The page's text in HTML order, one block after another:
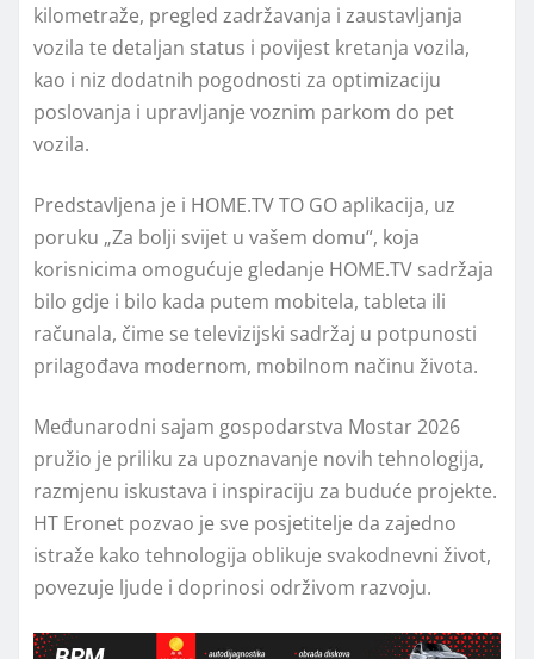
kilometraže, pregled zadržavanja i zaustavljanja
vozila te detaljan status i povijest kretanja vozila,
kao i niz dodatnih pogodnosti za optimizaciju
poslovanja i upravljanje voznim parkom do pet
vozila.
Predstavljena je i HOME.TV TO GO aplikacija, uz
poruku „Za bolji svijet u vašem domu“, koja
korisnicima omogućuje gledanje HOME.TV sadržaja
bilo gdje i bilo kada putem mobitela, tableta ili
računala, čime se televizijski sadržaj u potpunosti
prilagođava modernom, mobilnom načinu života.
Međunarodni sajam gospodarstva Mostar 2026
pružio je priliku za upoznavanje novih tehnologija,
razmjenu iskustava i inspiraciju za buduće projekte.
HT Eronet pozvao je sve posjetitelje da zajedno
istraže kako tehnologija oblikuje svakodnevni život,
povezuje ljude i doprinosi održivom razvoju.